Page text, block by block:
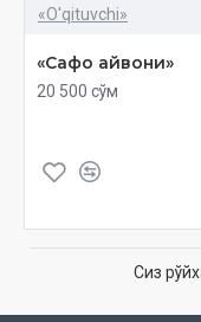
«O'qituvchi»
«Сафо айвони»
20 500 сўм
Сиз